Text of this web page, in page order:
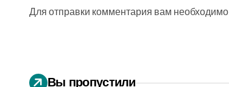
Для отправки комментария вам необходимо
Вы пропустили